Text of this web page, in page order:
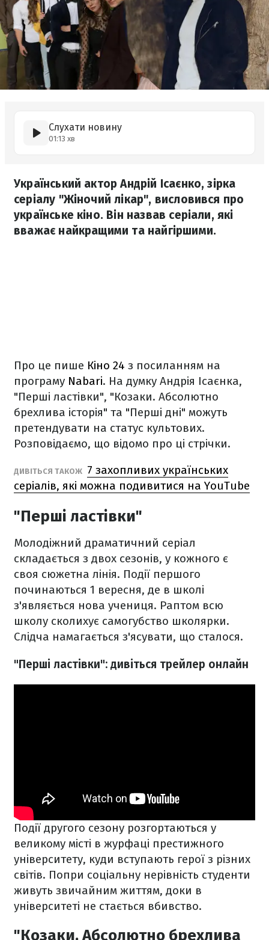
Слухати новину
01:13 хв
Український актор Андрій Ісаєнко, зірка
серіалу "Жіночий лікар", висловився про
українське кіно. Він назвав серіали, які
вважає найкращими та найгіршими.
Про це пише Кіно 24 з посиланням на
програму Nabari. На думку Андрія Ісаєнка,
"Перші ластівки", "Козаки. Абсолютно
брехлива історія" та "Перші дні" можуть
претендувати на статус культових.
Розповідаємо, що відомо про ці стрічки.
ДИВІТЬСЯ ТАКОЖ 7 захопливих українських
серіалів, які можна подивитися на YouTube
"Перші ластівки"
Молодіжний драматичний серіал
складається з двох сезонів, у кожного є
своя сюжетна лінія. Події першого
починаються 1 вересня, де в школі
з'являється нова учениця. Раптом всю
школу сколихує самогубство школярки.
Слідча намагається з'ясувати, що сталося.
"Перші ластівки": дивіться трейлер онлайн
Події другого сезону розгортаються у
великому місті в журфаці престижного
університету, куди вступають герої з різних
світів. Попри соціальну нерівність студенти
живуть звичайним життям, доки в
університеті не стається вбивство.
"Козаки. Абсолютно брехлива